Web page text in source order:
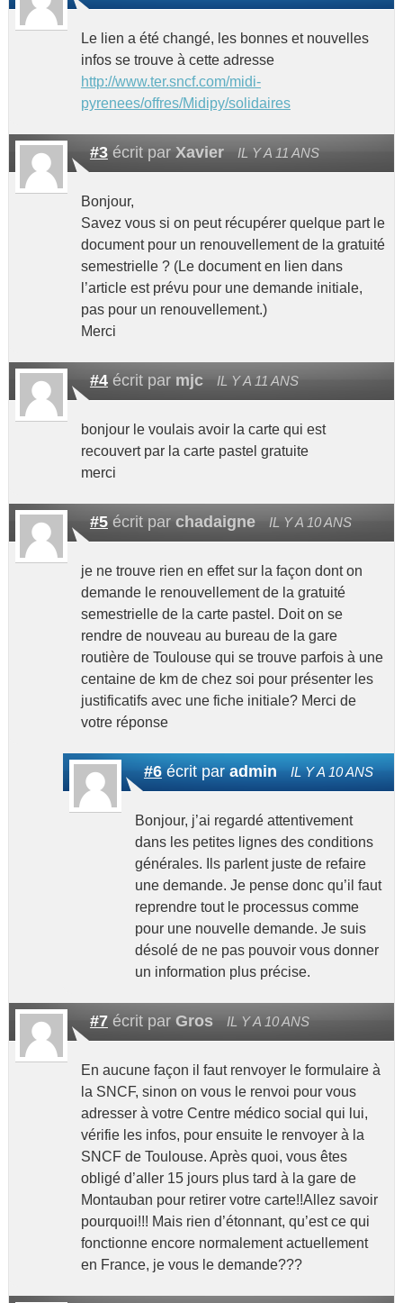
Le lien a été changé, les bonnes et nouvelles
infos se trouve à cette adresse
http://www.ter.sncf.com/midi-
pyrenees/offres/Midipy/solidaires
#3écrit par Xavier IL Y A 11 ANS
Bonjour,
Savez vous si on peut récupérer quelque part le
document pour un renouvellement de la gratuité
semestrielle ? (Le document en lien dans
l’article est prévu pour une demande initiale,
pas pour un renouvellement.)
Merci
#4écrit par mjc IL Y A 11 ANS
bonjour le voulais avoir la carte qui est
recouvert par la carte pastel gratuite
merci
#5écrit par chadaigne IL Y A 10 ANS
je ne trouve rien en effet sur la façon dont on
demande le renouvellement de la gratuité
semestrielle de la carte pastel. Doit on se
rendre de nouveau au bureau de la gare
routière de Toulouse qui se trouve parfois à une
centaine de km de chez soi pour présenter les
justificatifs avec une fiche initiale? Merci de
votre réponse
#6écrit paradmin IL Y A 10 ANS
Bonjour, j’ai regardé attentivement
dans les petites lignes des conditions
générales. Ils parlent juste de refaire
une demande. Je pense donc qu’il faut
reprendre tout le processus comme
pour une nouvelle demande. Je suis
désolé de ne pas pouvoir vous donner
un information plus précise.
#7écrit par Gros IL Y A 10 ANS
En aucune façon il faut renvoyer le formulaire à
la SNCF, sinon on vous le renvoi pour vous
adresser à votre Centre médico social qui lui,
vérifie les infos, pour ensuite le renvoyer à la
SNCF de Toulouse. Après quoi, vous êtes
obligé d’aller 15 jours plus tard à la gare de
Montauban pour retirer votre carte!!Allez savoir
pourquoi!!! Mais rien d’étonnant, qu’est ce qui
fonctionne encore normalement actuellement
en France, je vous le demande???